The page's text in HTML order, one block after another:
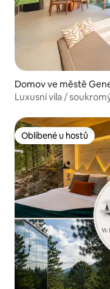
Domov ve městě
Luxusní vila /
Oblíbené u hostů
Oblíbené u hostů